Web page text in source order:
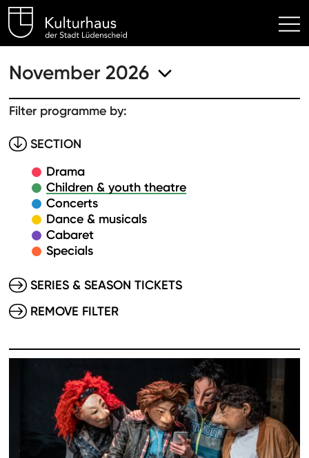
Kulturhaus Lüdenscheid
November 2026
Filter programme by:
SECTION
Drama
Children & youth theatre
Concerts
Dance & musicals
Cabaret
Specials
SERIES & SEASON TICKETS
REMOVE FILTER